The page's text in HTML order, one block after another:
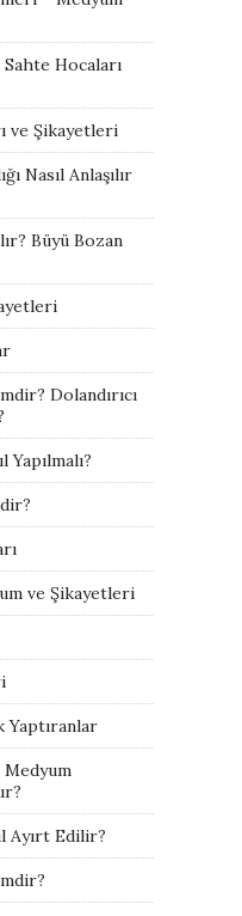
Hocaları
ve Şikayetleri
Nasıl Anlaşılır
Büyü Bozan
Dolandırıcı
ve Şikayetleri
Yaptıranlar
Ayırt Edilir?